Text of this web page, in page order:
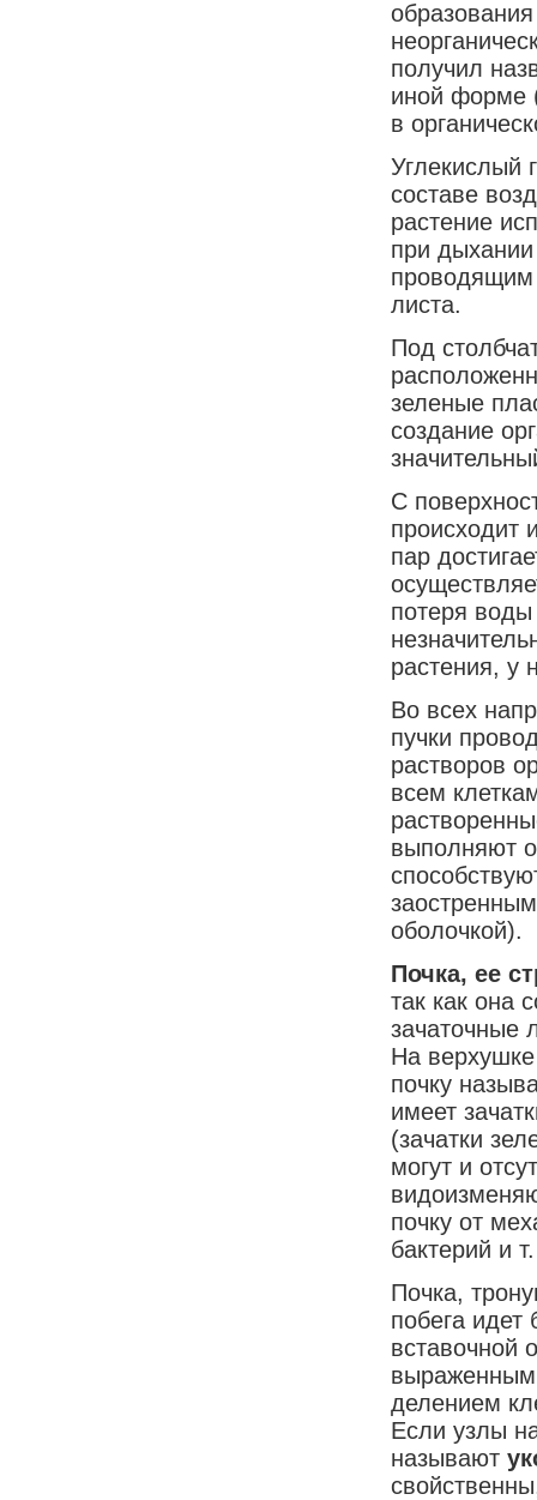
получил
иной форме
в
Углекислый
составе
растение
при
проводящим
листа.
Под
зеленые
создание
С
происходит
пар
потеря воды
растения, у
Во всех
пучки
растворов
всем
выполняют
оболочкой).
Почка, ее
так как она
зачаточные
На верхушке
почку
имеет
(зачатки
могут и
почку от
бактерий и
Почка,
побега идет
вставочной
делением
Если узлы
называют